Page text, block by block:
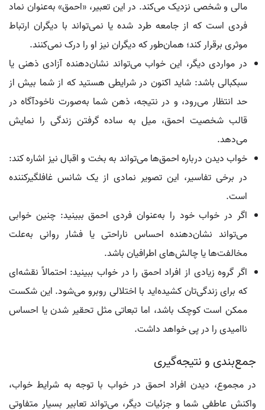
مالی و شخصی نزدیک می‌کند. در این تعبیر، «احمق» به‌عنوان نماد
فردی است که از جامعه طرد شده یا نمی‌تواند با دیگران ارتباط
موثری برقرار کند؛ همان‌طور که دیگران نیز او را درک نمی‌کنند.
در مواردی دیگر، این خواب می‌تواند نشان‌دهنده آزادی ذهنی یا
سبکبالی باشد: شاید اکنون در شرایطی هستید که از شما بیش از
حد انتظار می‌رود، و در نتیجه، ذهن شما به‌صورت ناخودآگاه در
قالب شخصیت احمق، میل به ساده گرفتن زندگی را نمایش
می‌دهد.
خواب دیدن درباره احمق‌ها می‌تواند به بخت و اقبال نیز اشاره کند:
در برخی تفاسیر، این تصویر نمادی از یک شانس غافلگیرکننده
است.
اگر در خواب خود را به‌عنوان فردی احمق ببینید: چنین خوابی
می‌تواند نشان‌دهنده احساس ناراحتی یا فشار روانی به‌علت
مخالفت‌ها یا چالش‌های اطرافیان باشد.
اگر گروه زیادی از افراد احمق را در خواب ببینید: احتمالاً نقشه‌ای
که برای زندگی‌تان کشیده‌اید با اختلالی روبرو می‌شود. این شکست
ممکن است کوچک باشد، اما تبعاتی مثل تحقیر شدن یا احساس
ناامیدی را در پی خواهد داشت.
جمع‌بندی و نتیجه‌گیری
در مجموع، دیدن افراد احمق در خواب با توجه به شرایط خواب،
واکنش عاطفی شما و جزئیات دیگر، می‌تواند تعابیر بسیار متفاوتی